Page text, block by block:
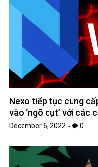
Nexo tiếp tục cung
vào ‘ngõ cụt’ với các
December 6, 2022 0